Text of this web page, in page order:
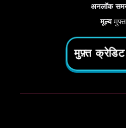
अनलॉक
मूल्यमुफ्त
मुफ़्त